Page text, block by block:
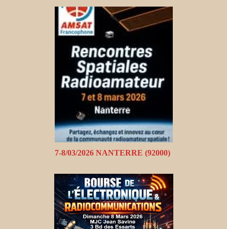
7-8/03/2026 NANTERRE (92000)